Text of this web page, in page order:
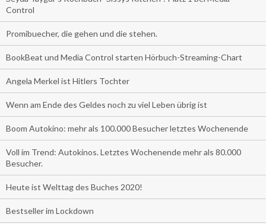
Control
Promibuecher, die gehen und die stehen.
BookBeat und Media Control starten Hörbuch-Streaming-Chart
Angela Merkel ist Hitlers Tochter
Wenn am Ende des Geldes noch zu viel Leben übrig ist
Boom Autokino: mehr als 100.000 Besucher letztes Wochenende
Voll im Trend: Autokinos. Letztes Wochenende mehr als 80.000
Besucher.
Heute ist Welttag des Buches 2020!
Bestseller im Lockdown